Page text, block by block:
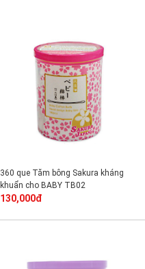
360 que Tăm bông Sakura kháng
khuẩn cho BABY TB02
130,000đ